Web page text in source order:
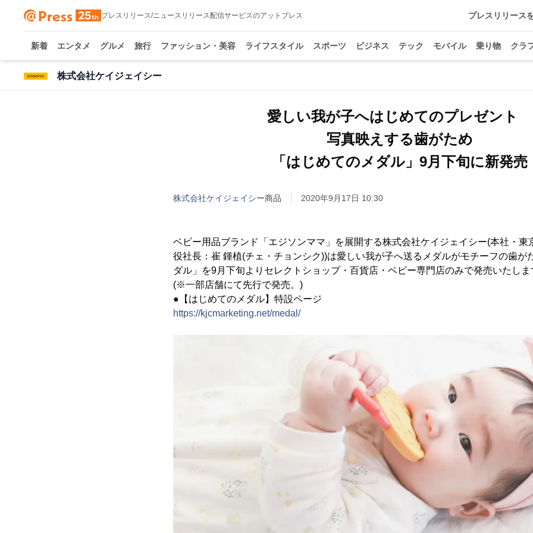
プレスリリース/ニュースリリース配信サービスのアットプレス プレスリリース
新着 エンタメ グルメ 旅行 ファッション・美容 ライフスタイル スポーツ ビジネス テック モバイル 乗り物 クラ
株式会社ケイジェイシー
愛しい我が子へはじめてのプレゼント
写真映えする歯がため
「はじめてのメダル」9月下旬に新発売
株式会社ケイジェイシー商品 2020年9月17日 10:30
ベビー用品ブランド「エジソンママ」を展開する株式会社ケイジェイシー(本社・
役社長：崔 鍾植(チェ・チョンシク))は愛しい我が子へ送るメダルがモチーフの歯が
ダル」を9月下旬よりセレクトショップ・百貨店・ベビー専門店のみで発売いたしま
(※一部店舗にて先行で発売。)
●【はじめてのメダル】特設ページ
https://kjcmarketing.net/medal/